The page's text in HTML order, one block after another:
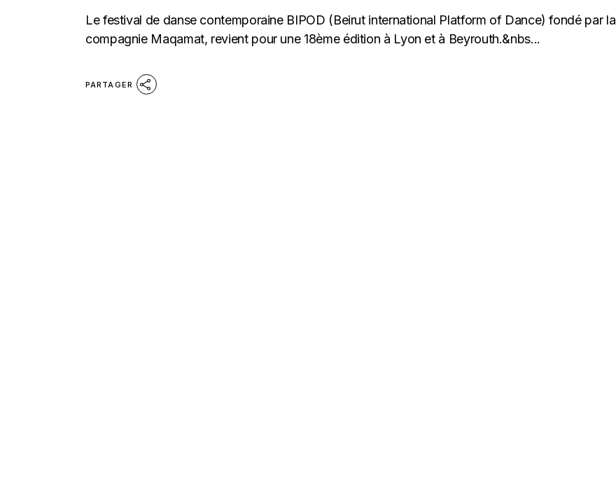
Le festival de danse contemporaine BIPOD (Beirut international Platform of Dance) fondé par la
compagnie Maqamat, revient pour une 18ème édition à Lyon et à Beyrouth.&nbs...
PARTAGER